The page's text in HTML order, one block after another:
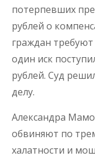
потерпевших
рублей о
граждан
один иск
рублей. Суд
делу.
Александра
обвиняют по
халатности и